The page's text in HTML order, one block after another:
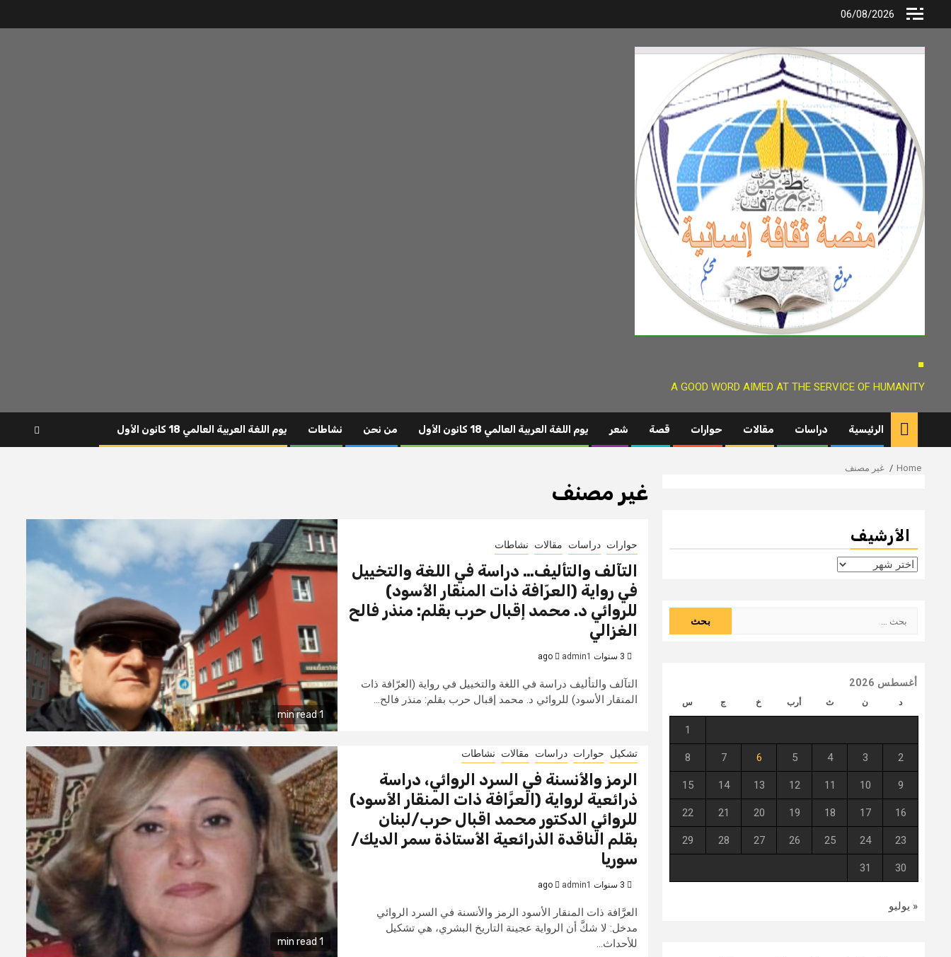
06/08/2026
.
A GOOD WORD AIMED AT THE SERVICE OF HUMANITY
الرئيسية دراسات مقالات حوارات قصة شعر يوم اللغة العربية العالمي 18 كانون الأول من نحن نشاطات يوم اللغة العربية العالمي 18 كانون الأول
Home غير مصنف
غير مصنف
1 min read
حوارات دراسات مقالات نشاطات
التآلف والتأليف… دراسة في اللغة والتخييل
في رواية (العرّافة ذات المنقار الأسود)
للروائي د. محمد إقبال حرب بقلم: منذر فالح
الغزالي
admin1
التآلف والتأليف دراسة في اللغة والتخييل في رواية (العرّافة ذات
المنقار الأسود) للروائي د. محمد إقبال حرب بقلم: منذر فالح...
1 min read
تشكيل حوارات دراسات مقالات نشاطات
الرمز والأنسنة في السرد الروائي، دراسة
ذرائعية لرواية (العرَّافة ذات المنقار الأسود)
للروائي الدكتور محمد اقبال حرب/لبنان
بقلم الناقدة الذرائعية الأستاذة سمر الديك/
سوريا
admin1
العرَّافة ذات المنقار الأسود الرمز والأنسنة في السرد الروائي
مدخل: لا شكَّ أن الرواية عجينة التاريخ البشري، هي تشكيل
للأحداث...
الأرشيف
الأرشيف
أغسطس 2026
د ن ث أرب خ ج س
1
2
3
4
5
6
7
8
9
10
11
12
13
14
15
16
17
18
19
20
21
22
23
24
25
26
27
28
29
30
31
« يوليو